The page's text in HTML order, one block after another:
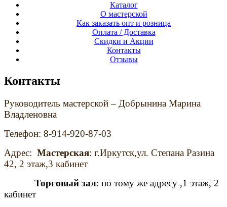
Каталог
О мастерской
Как заказать опт и розница
Оплата / Доставка
Скидки и Акции
Контакты
Отзывы
Контакты
Руководитель мастерской – Добрынина Марина
Владленовна
Телефон: 8-914-920-87-03
Адрес: Мастерская: г.Иркутск,ул. Степана Разина
42, 2 этаж,3 кабинет
Торговый зал: по тому же адресу ,1 этаж, 2
кабинет